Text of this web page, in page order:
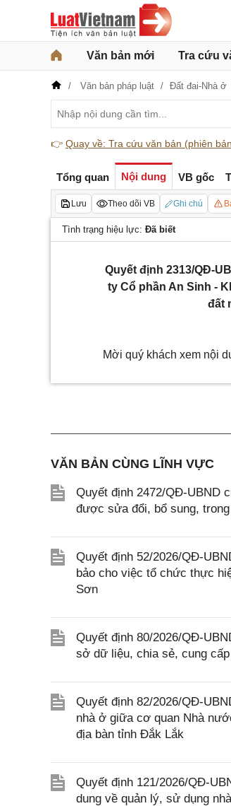
Văn bản mới Tra cứu
Văn bản pháp luật Đất đai-Nhà ở
👉 Quay về: Tra cứu văn bản (phiên
Tổng quan Nội dung VB gốc
Lưu Theo dõi VB Ghi chú
Tình trạng hiệu lực: Đã biết
Quyết định 2313/QĐ-
ty Cổ phần An Sinh -
đất
Mời quý khách xem nội
VĂN BẢN CÙNG LĨNH VỰC
Quyết định 2472/QĐ-UBND
được sửa đổi, bổ sung,
Quyết định 52/2026/QĐ-
bảo cho việc tổ chức thực
Sơn
Quyết định 80/2026/QĐ-
sở dữ liệu, chia sẻ, cung
Quyết định 82/2026/QĐ-
nhà ở giữa cơ quan Nhà
địa bàn tỉnh Đắk Lắk
Quyết định 121/2026/QĐ-
dung về quản lý, sử dụng